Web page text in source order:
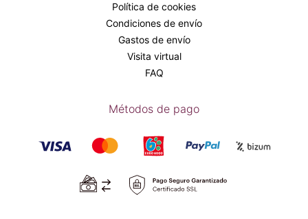
Política de cookies
Condiciones de envío
Gastos de envío
Visita virtual
FAQ
Métodos de pago